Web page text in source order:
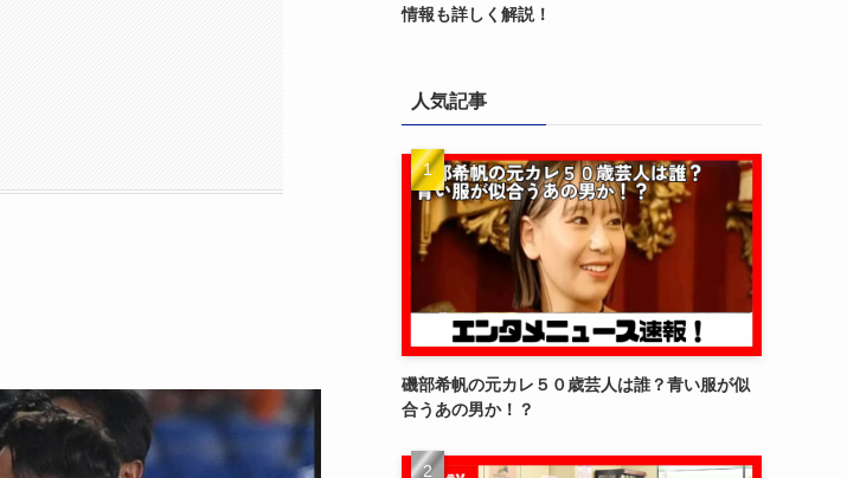
情報も詳しく解説！
人気記事
磯部希帆の元カレ５０歳芸人は誰？青い服が似
合うあの男か！？